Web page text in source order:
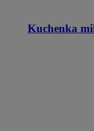
Kuchenka